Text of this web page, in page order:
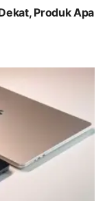
Produk Apa